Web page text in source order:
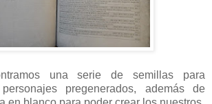
una serie de semillas para
pregenerados, además de